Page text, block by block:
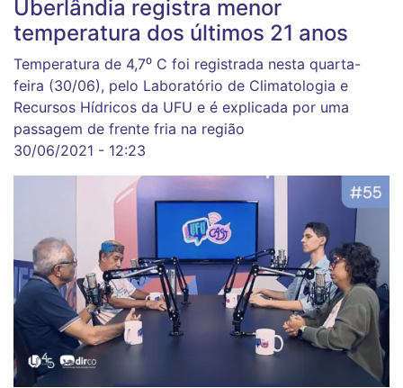
Uberlândia registra menor
temperatura dos últimos 21 anos
Temperatura de 4,7⁰ C foi registrada nesta quarta-
feira (30/06), pelo Laboratório de Climatologia e
Recursos Hídricos da UFU e é explicada por uma
passagem de frente fria na região
30/06/2021 - 12:23